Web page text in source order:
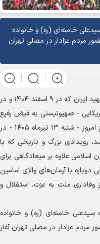
خامنه‌ای (ره) و خانواده
شنبه، ۱۳ تیر ۱۴۰۵ با حضور مردم عزادار در مصلی تهران
آیین وداع با آقای شهید ایران که در ۹ اسفند ۱۴۰۴ و در
- صهیونیستی به فیض رفیع
شهادت نایل آمدند از نخستین ساعات صبح امروز - شنبه ۱۳ تیرماه ۱۴۰۵ - در
بزرگ و تاریخی که با
علاوه بر میعادگاهی برای
با آرمان‌های والای امامین
ملت به عزت، استقلال و
خامنه‌ای (ره) و خانواده
شنبه، ۱۳ تیر ۱۴۰۵ با حضور مردم عزادار در مصلی تهران آغاز